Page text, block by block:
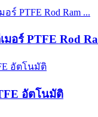
อร์ PTFE Rod
อัตโนมัติ